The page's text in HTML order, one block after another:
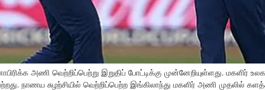
அணி வெற்றிப்பெற்று இறுதிப் போட்டிக்கு முன்னேறியுள்ளது. மகளிர்
நாணய சுழற்சியில் வெற்றிப்பெற்ற இங்கிலாந்து மகளிர் அணி முதலில்